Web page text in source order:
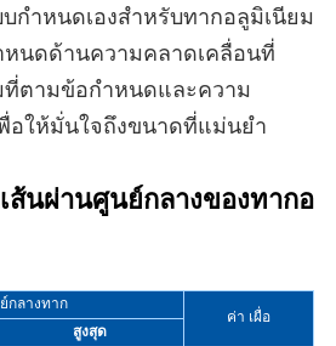
กําหนดเองสําหรับทากอลูมิเนียม
หนดด้านความคลาดเคลื่อนที่
ที่ตามข้อกําหนดและความ
อให้มั่นใจถึงขนาดที่แม่นยํา
นผ่านศูนย์กลางของทากอ
กลางทาก
ค่า เผื่อ
สูงสุด